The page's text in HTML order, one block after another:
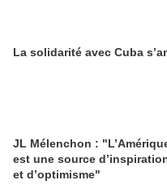
La solidarité avec Cuba
JL Mélenchon :
est une source
et d’optimisme"